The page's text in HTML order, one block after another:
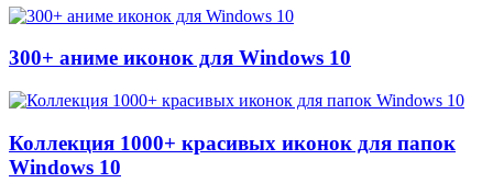
300+ аниме иконок для Windows 10
Коллекция 1000+ красивых иконок для папок
Windows 10